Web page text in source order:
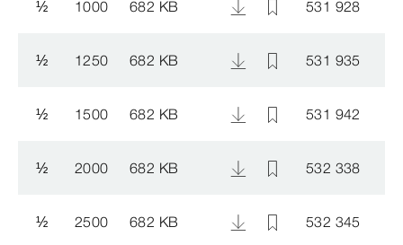
½ 1000 682 KB 531 928
½ 1250 682 KB 531 935
½ 1500 682 KB 531 942
½ 2000 682 KB 532 338
½ 2500 682 KB 532 345